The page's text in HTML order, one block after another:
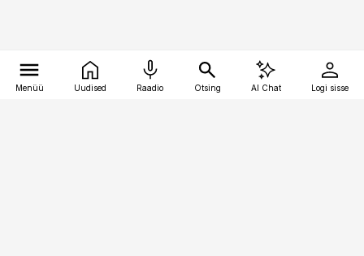
Menüü Uudised Raadio Otsing AI Chat Logi sisse